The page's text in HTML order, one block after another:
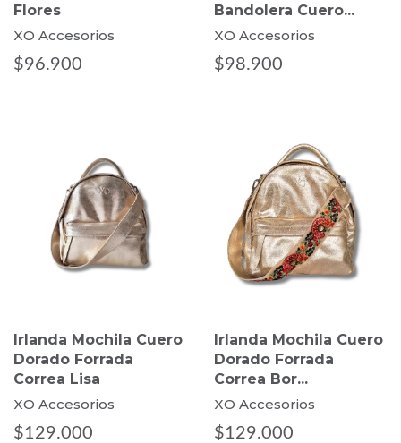
Flores
XO Accesorios
$96.900
Bandolera Cuero...
XO Accesorios
$98.900
Irlanda Mochila Cuero
Dorado Forrada
Correa Lisa
XO Accesorios
$129.000
Irlanda Mochila Cuero
Dorado Forrada
Correa Bor...
XO Accesorios
$129.000